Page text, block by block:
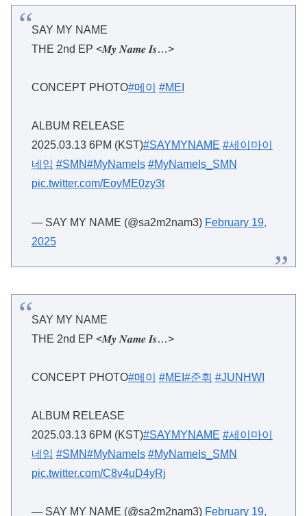
SAY MY NAME
THE 2nd EP <𝑴𝒚 𝑵𝒂𝒎𝒆 𝑰𝒔…>
CONCEPT PHOTO#메이 #MEI
ALBUM RELEASE
2025.03.13 6PM (KST)#SAYMYNAME #세이마이
네임 #SMN#MyNameIs #MyNameIs_SMN
pic.twitter.com/EoyME0zy3t
— SAY MY NAME (@sa2m2nam3) February 19,
2025
SAY MY NAME
THE 2nd EP <𝑴𝒚 𝑵𝒂𝒎𝒆 𝑰𝒔…>
CONCEPT PHOTO#메이 #MEI #준휘 #JUNHWI
ALBUM RELEASE
2025.03.13 6PM (KST)#SAYMYNAME #세이마이
네임 #SMN#MyNameIs #MyNameIs_SMN
pic.twitter.com/C8v4uD4yRj
— SAY MY NAME (@sa2m2nam3) February 19,